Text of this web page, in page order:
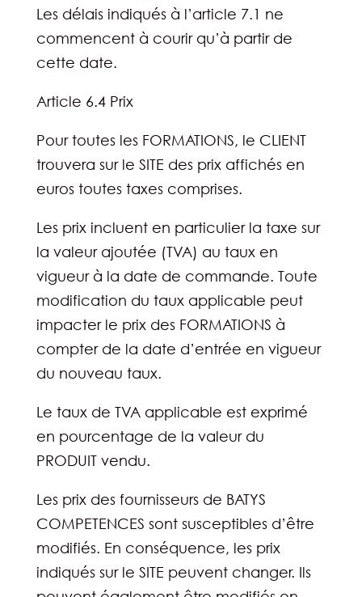
Les délais indiqués à l’article 7.1 ne
commencent à courir qu’à partir de
cette date.
Article 6.4 Prix
Pour toutes les FORMATIONS, le CLIENT
trouvera sur le SITE des prix affichés en
euros toutes taxes comprises.
Les prix incluent en particulier la taxe sur
la valeur ajoutée (TVA) au taux en
vigueur à la date de commande. Toute
modification du taux applicable peut
impacter le prix des FORMATIONS à
compter de la date d’entrée en vigueur
du nouveau taux.
Le taux de TVA applicable est exprimé
en pourcentage de la valeur du
PRODUIT vendu.
Les prix des fournisseurs de BATYS
COMPETENCES sont susceptibles d’être
modifiés. En conséquence, les prix
indiqués sur le SITE peuvent changer. Ils